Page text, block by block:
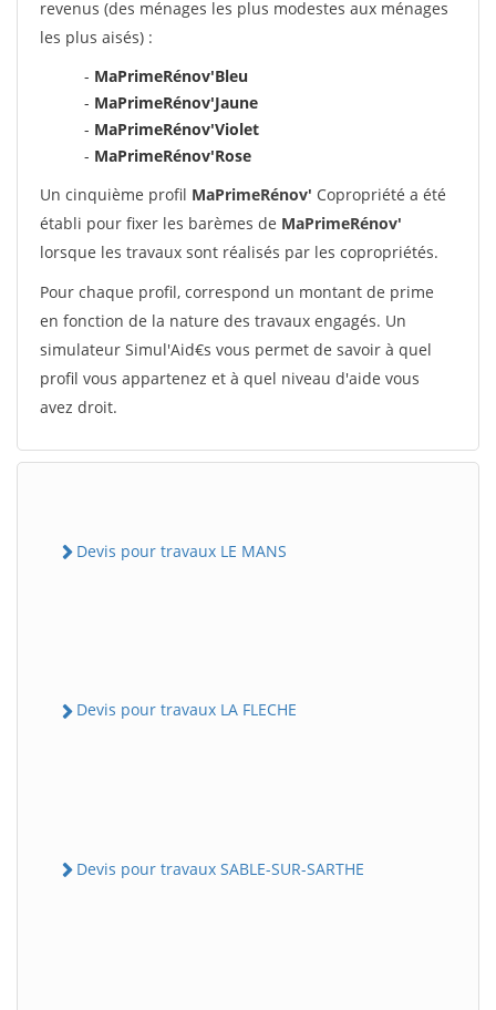
revenus (des ménages les plus modestes aux ménages
les plus aisés) :
- MaPrimeRénov'Bleu
- MaPrimeRénov'Jaune
- MaPrimeRénov'Violet
- MaPrimeRénov'Rose
Un cinquième profil MaPrimeRénov' Copropriété a été
établi pour fixer les barèmes de MaPrimeRénov'
lorsque les travaux sont réalisés par les copropriétés.
Pour chaque profil, correspond un montant de prime
en fonction de la nature des travaux engagés. Un
simulateur Simul'Aid€s vous permet de savoir à quel
profil vous appartenez et à quel niveau d'aide vous
avez droit.
Devis pour travaux LE MANS
Devis pour travaux LA FLECHE
Devis pour travaux SABLE-SUR-SARTHE